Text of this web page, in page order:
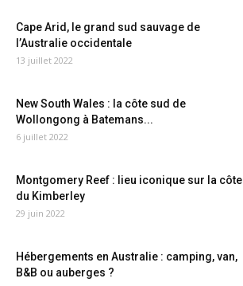
Cape Arid, le grand sud sauvage de
l’Australie occidentale
13 juillet 2022
New South Wales : la côte sud de
Wollongong à Batemans...
6 juillet 2022
Montgomery Reef : lieu iconique sur la côte
du Kimberley
29 juin 2022
Hébergements en Australie : camping, van,
B&B ou auberges ?